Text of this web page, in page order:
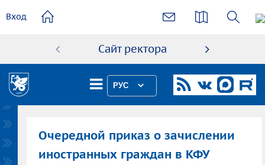
содержанию
Вход
Сайт ректора
РУС
Очередной приказ о зачислении
иностранных граждан в КФУ